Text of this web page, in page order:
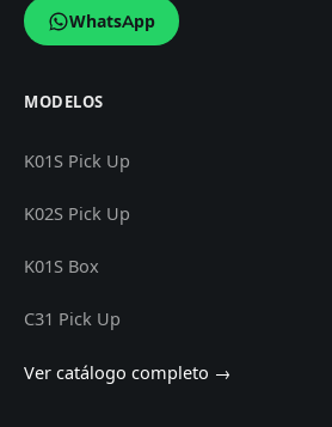
WhatsApp
MODELOS
K01S Pick Up
K02S Pick Up
K01S Box
C31 Pick Up
Ver catálogo completo →